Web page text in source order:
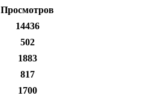
Просмотров
14436
502
1883
817
1700